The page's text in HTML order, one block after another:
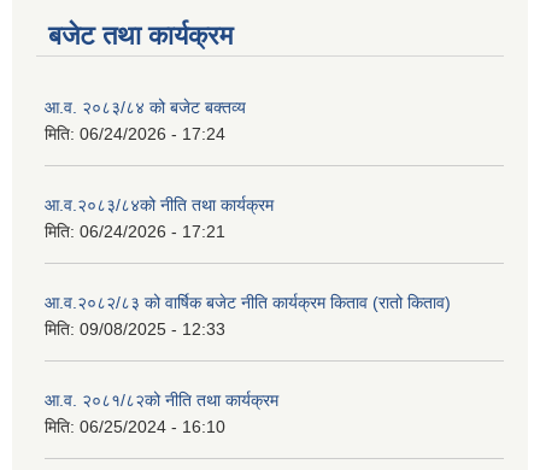
बजेट तथा कार्यक्रम
आ.व. २०८३/८४ को बजेट बक्तव्य
मिति: 06/24/2026 - 17:24
आ.व.२०८३/८४को नीति तथा कार्यक्रम
मिति: 06/24/2026 - 17:21
आ.व.२०८२/८३ को वार्षिक बजेट नीति कार्यक्रम किताव (रातो किताव)
मिति: 09/08/2025 - 12:33
आ.व. २०८१/८२को नीति तथा कार्यक्रम
मिति: 06/25/2024 - 16:10